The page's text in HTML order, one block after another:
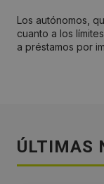
Los autónomos,
cuanto a los
a préstamos por
ÚLTIMAS